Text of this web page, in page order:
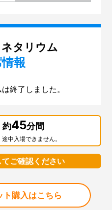
阪大学
準備 ～気象コーナー～
実験」
ーター10周年」
「ふわふわ、きらきら！シ
タリウム
報
終了しました。
約45分間
中入場できません。
ご確認ください
購入はこちら